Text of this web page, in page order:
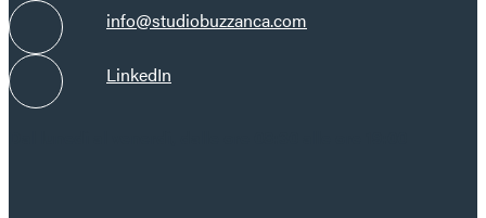
info@studiobuzzanca.com
LinkedIn